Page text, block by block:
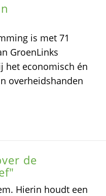
is met 71
GroenLinks
het economisch én
overheidshanden
de
Hierin houdt een